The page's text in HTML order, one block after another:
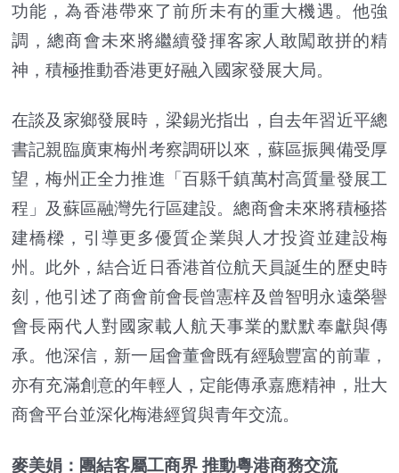
功能，為香港帶來了前所未有的重大機遇。他強
調，總商會未來將繼續發揮客家人敢闖敢拼的精
神，積極推動香港更好融入國家發展大局。
在談及家鄉發展時，梁錫光指出，自去年習近平總
書記親臨廣東梅州考察調研以來，蘇區振興備受厚
望，梅州正全力推進「百縣千鎮萬村高質量發展工
程」及蘇區融灣先行區建設。總商會未來將積極搭
建橋樑，引導更多優質企業與人才投資並建設梅
州。此外，結合近日香港首位航天員誕生的歷史時
刻，他引述了商會前會長曾憲梓及曾智明永遠榮譽
會長兩代人對國家載人航天事業的默默奉獻與傳
承。他深信，新一屆會董會既有經驗豐富的前輩，
亦有充滿創意的年輕人，定能傳承嘉應精神，壯大
商會平台並深化梅港經貿與青年交流。
麥美娟：團結客屬工商界 推動粵港商務交流